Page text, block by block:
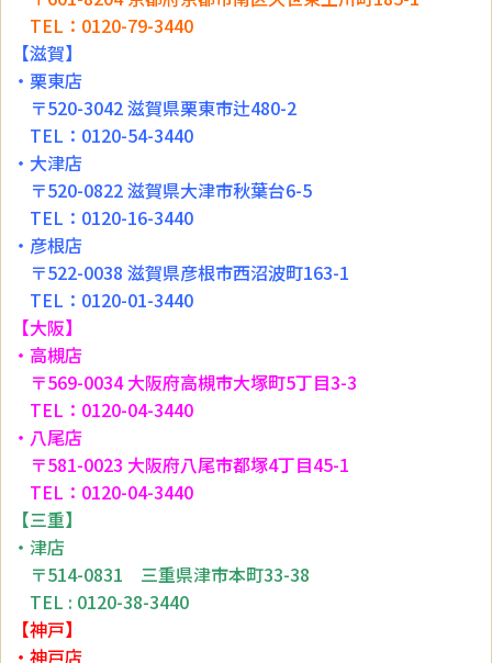
TEL：0120-79-3440
【滋賀】
・栗東店
〒520-3042 滋賀県栗東市辻480-2
TEL：0120-54-3440
・大津店
〒520-0822 滋賀県大津市秋葉台6-5
TEL：0120-16-3440
・彦根店
〒522-0038 滋賀県彦根市西沼波町163-1
TEL：0120-01-3440
【大阪】
・高槻店
〒569-0034 大阪府高槻市大塚町5丁目3-3
TEL：0120-04-3440
・八尾店
〒581-0023 大阪府八尾市都塚4丁目45-1
TEL：0120-04-3440
【三重】
・津店
〒514-0831 三重県津市本町33-38
TEL : 0120-38-3440
【神戸】
・神戸店